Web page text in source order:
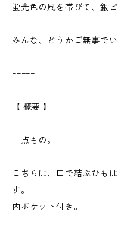
蛍光色の風を帯びて、銀
みんな、どうかご無事でい
ｰｰｰｰｰ
【 概要 】
一点もの。
こちらは、口で結ぶひも
す。
内ポケット付き。